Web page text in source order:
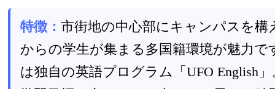
特徴： 市街地の中心部にキャンパスを構
からの学生が集まる多国籍環境が魅力で
は独自の英語プログラム「UFO English